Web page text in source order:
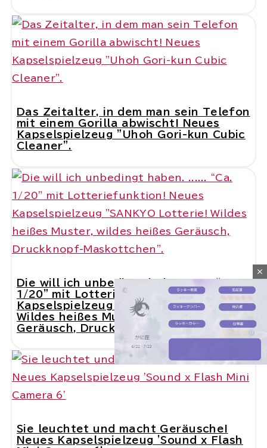
close
e
Das Zeitalter, in dem man sein Telefon
mit einem Gorilla abwischt! Neues
Kapselspielzeug "Uhoh Gori-kun Cubic
Cleaner".
Die will ich unbedingt haben. ...... “Ca.
1/20” mit Lotteriefunktion! Neues
Kapselspielzeug "SANKYO Lotterie!
Wildes heißes Muster, wildes heißes
Geräusch, Druckknopf-Maskottchen".
Sie leuchtet und macht Geräusche!
Neues Kapselspielzeug 'Sound x Flash